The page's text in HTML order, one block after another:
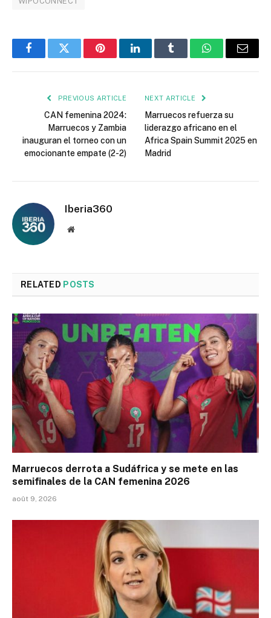
FacebookTwitter PinterestLinkedInTumblr WhatsAppEmail
PREVIOUS ARTICLE
CAN femenina 2024:
Marruecos y Zambia
inauguran el torneo con un
emocionante empate (2-2)
NEXT ARTICLE
Marruecos refuerza su
liderazgo africano en el
Africa Spain Summit 2025 en
Madrid
Iberia360
Website
RELATED POSTS
Marruecos derrota a Sudáfrica y se mete en las
semifinales de la CAN femenina 2026
août 9, 2026